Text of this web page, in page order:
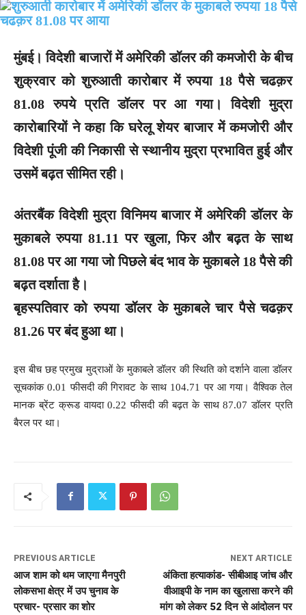
मुंबई। विदेशी बाजारों में अमेरिकी डॉलर की कमजोरी के बीच
शुक्रवार को शुरुआती कारोबार में रुपया 18 पैसे चढक़र
81.08 रुपये प्रति डॉलर पर आ गया। विदेशी मुद्रा
कारोबारियों ने कहा कि घरेलू शेयर बाजार में कमजोरी और
विदेशी पूंजी की निकासी से स्थानीय मुद्रा प्रभावित हुई और
उसमें बढ़त सीमित रही।
अंतरबैंक विदेशी मुद्रा विनिमय बाजार में अमेरिकी डॉलर के
मुकाबले रुपया 81.11 पर खुला, फिर और बढ़त के साथ
81.08 पर आ गया जो पिछले बंद भाव के मुकाबले 18 पैसे की
बढ़त दर्शाता है।
बृहस्पतिवार को रुपया डॉलर के मुकाबले चार पैसे चढक़र
81.26 पर बंद हुआ था।
इस बीच छह प्रमुख मुद्राओं के मुकाबले डॉलर की स्थिति को दर्शाने वाला डॉलर
सूचकांक 0.01 फीसदी की गिरावट के साथ 104.71 पर आ गया। वैश्विक तेल
मानक ब्रेंट क्रूड वायदा 0.22 फीसदी की बढ़त के साथ 87.07 डॉलर प्रति
बैरल पर था।
PREVIOUS ARTICLE
आज शाम को थम जाएगा मैनपुरी
लोकसभा क्षेत्र में उप चुनाव के
प्रचार- प्रसार का शोर
NEXT ARTICLE
अंकिता हत्याकांड- सीबीआइ जांच और
वीआइपी के नाम का खुलासा करने की
मांग को लेकर 52 दिन से आंदोलन पर